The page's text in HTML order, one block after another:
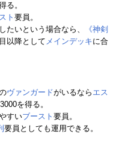
る。
ト要員。
たいという場合なら、
《神剣
以降として メインデッキに合
ヴァンガードがいるなら エス
を得る。
すいブースト 要員。
要員としても運用できる。